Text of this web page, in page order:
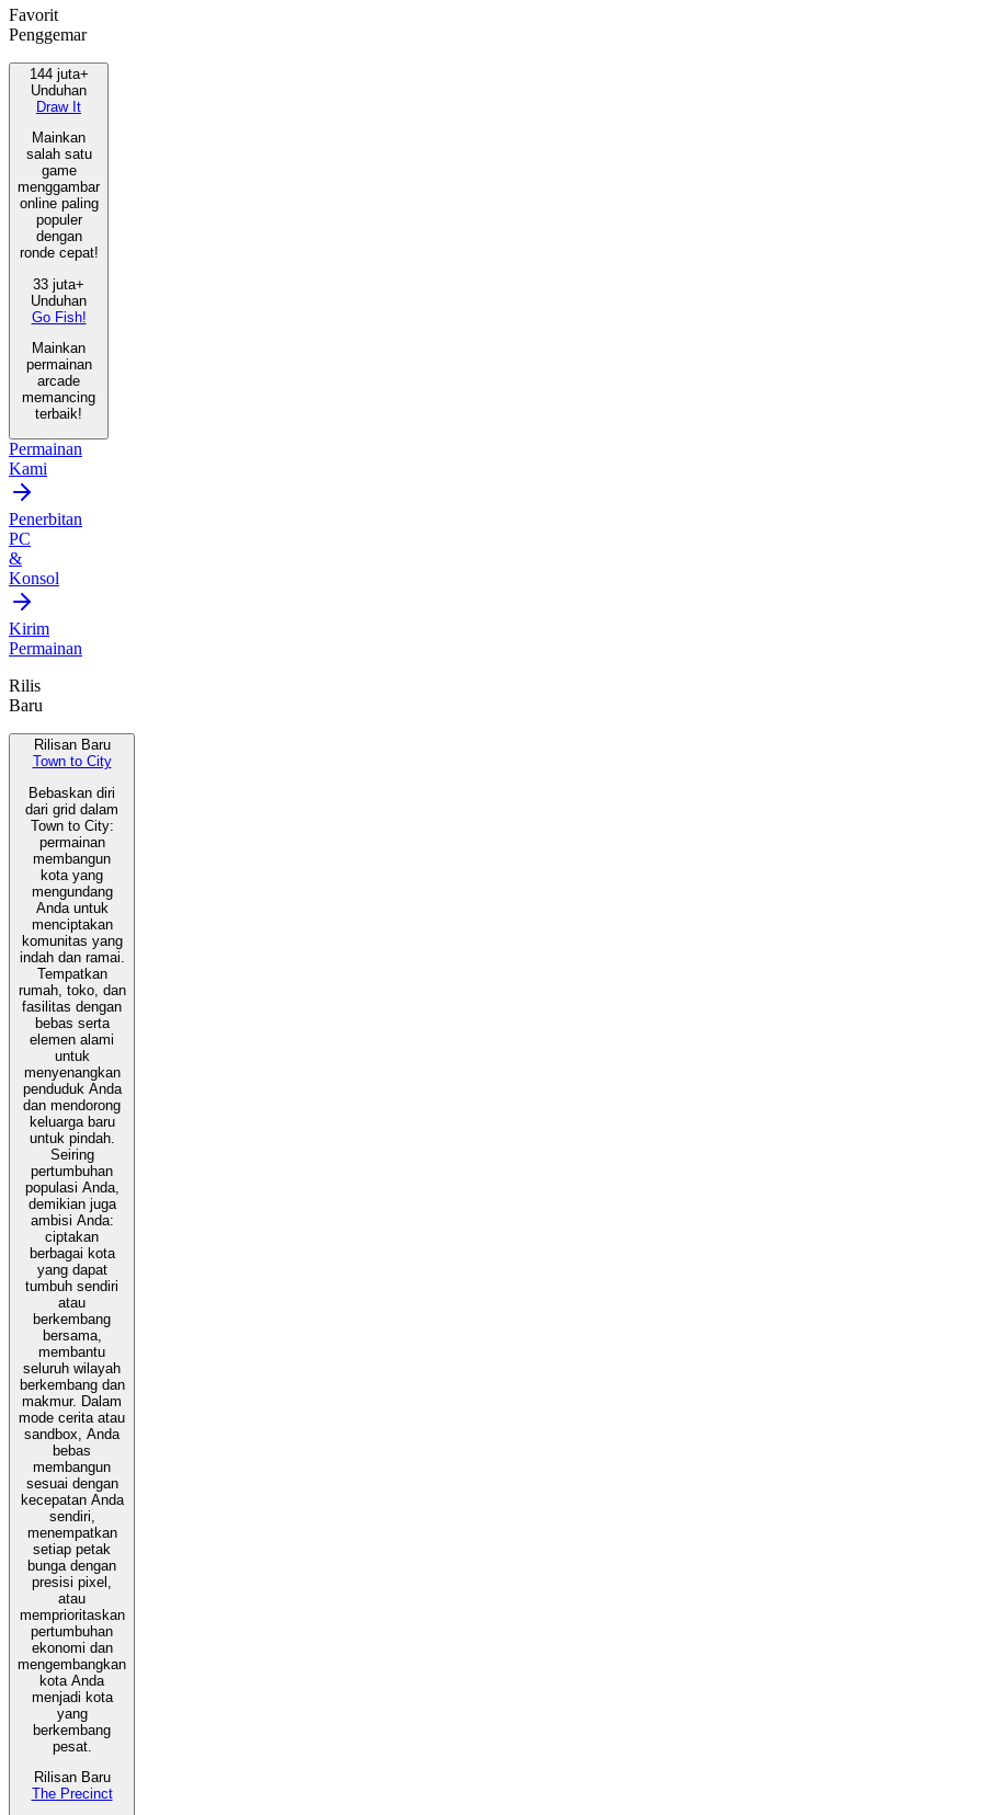
Favorit
Penggemar
144 juta+
Unduhan
Draw It
Mainkan
salah satu
game
menggambar
online paling
populer
dengan
ronde cepat!
33 juta+
Unduhan
Go Fish!
Mainkan
permainan
arcade
memancing
terbaik!
Permainan
Kami
Penerbitan
PC
&
Konsol
Kirim
Permainan
Rilis
Baru
Rilisan Baru
Town to City
Bebaskan diri
dari grid dalam
Town to City:
permainan
membangun
kota yang
mengundang
Anda untuk
menciptakan
komunitas yang
indah dan ramai.
Tempatkan
rumah, toko, dan
fasilitas dengan
bebas serta
elemen alami
untuk
menyenangkan
penduduk Anda
dan mendorong
keluarga baru
untuk pindah.
Seiring
pertumbuhan
populasi Anda,
demikian juga
ambisi Anda:
ciptakan
berbagai kota
yang dapat
tumbuh sendiri
atau
berkembang
bersama,
membantu
seluruh wilayah
berkembang dan
makmur. Dalam
mode cerita atau
sandbox, Anda
bebas
membangun
sesuai dengan
kecepatan Anda
sendiri,
menempatkan
setiap petak
bunga dengan
presisi pixel,
atau
memprioritaskan
pertumbuhan
ekonomi dan
mengembangkan
kota Anda
menjadi kota
yang
berkembang
pesat.
Rilisan Baru
The Precinct